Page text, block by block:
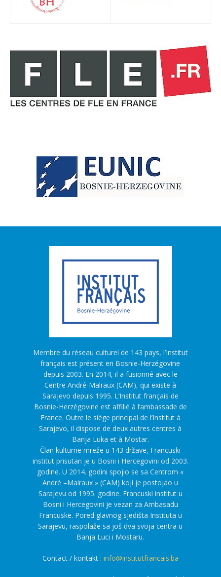
Membre du réseau culturel de 143 pays, l’Institut
français est présent en Bosnie-Herzégovine
depuis 2003. En 2014, il a fusionné avec le
Centre André-Malraux (CAM), qui existe à
Sarajevo depuis 1995. L’Institut français de
Bosnie-Herzégovine est affilié à l’ambassade de
France. Outre le siège principal de l’Institut à
Sarajevo, il dispose de deux autres centres à
Banja Luka et à Mostar.
Član kulturne mreže u 143 države, Francuski
institut prisutan je u Bosni i Hercegovini od 2003.
godine. U 2014. godini spojio se sa Centrom «
André –Malraux » (CAM) koji je postojao u
Sarajevu od 1995. godine. Francuski institut u
Bosni i Hercegovini je vezan za Ambasadu
Francuske. Pored glavnog sjedišta Instituta u
Sarajevu, raspolaže sa još dva svoja centra u
Banja Luci i Mostaru.
Contact / kontakt : info@institutfrancais.ba